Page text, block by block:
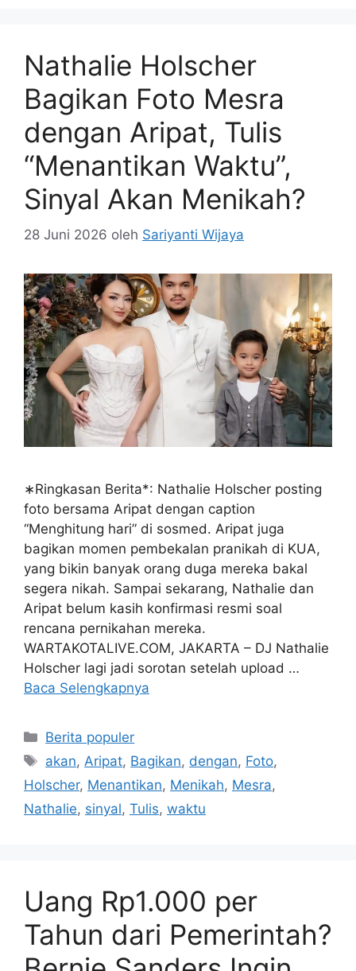
Nathalie Holscher
Bagikan Foto Mesra
dengan Aripat, Tulis
“Menantikan Waktu”,
Sinyal Akan Menikah?
28 Juni 2026 oleh Sariyanti Wijaya
∗Ringkasan Berita*: Nathalie Holscher posting
foto bersama Aripat dengan caption
“Menghitung hari” di sosmed. Aripat juga
bagikan momen pembekalan pranikah di KUA,
yang bikin banyak orang duga mereka bakal
segera nikah. Sampai sekarang, Nathalie dan
Aripat belum kasih konfirmasi resmi soal
rencana pernikahan mereka.
WARTAKOTALIVE.COM, JAKARTA – DJ Nathalie
Holscher lagi jadi sorotan setelah upload …
Baca Selengkapnya
Kategori
Berita populer
Tag
akan, Aripat, Bagikan, dengan, Foto,
Holscher, Menantikan, Menikah, Mesra,
Nathalie, sinyal, Tulis, waktu
Uang Rp1.000 per
Tahun dari Pemerintah?